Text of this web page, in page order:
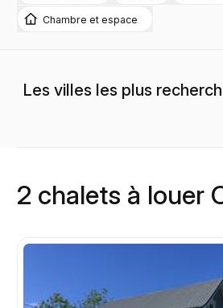
Chambre et espace
Les villes les plus
2 chalets à louer